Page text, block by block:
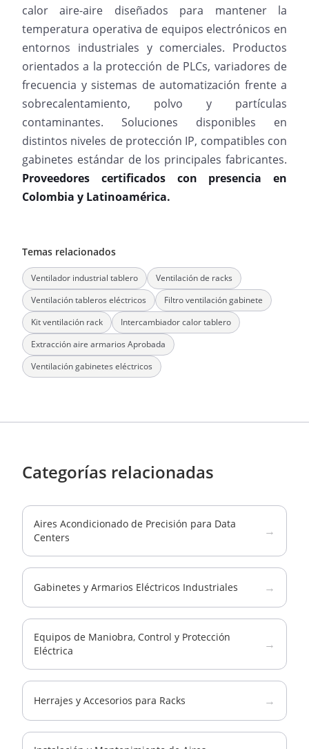
calor aire-aire diseñados para mantener la
temperatura operativa de equipos electrónicos en
entornos industriales y comerciales. Productos
orientados a la protección de PLCs, variadores de
frecuencia y sistemas de automatización frente a
sobrecalentamiento, polvo y partículas
contaminantes. Soluciones disponibles en
distintos niveles de protección IP, compatibles con
gabinetes estándar de los principales fabricantes.
Proveedores certificados con presencia en
Colombia y Latinoamérica.
Temas relacionados
Ventilador industrial tablero
Ventilación de racks
Ventilación tableros eléctricos
Filtro ventilación gabinete
Kit ventilación rack
Intercambiador calor tablero
Extracción aire armarios Aprobada
Ventilación gabinetes eléctricos
Categorías relacionadas
Aires Acondicionado de Precisión para Data
Centers
→
Gabinetes y Armarios Eléctricos Industriales →
Equipos de Maniobra, Control y Protección
Eléctrica
→
Herrajes y Accesorios para Racks →